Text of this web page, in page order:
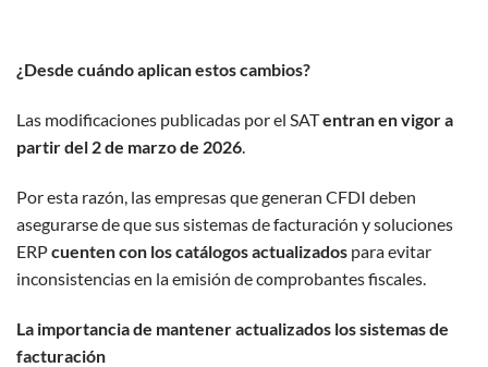
¿Desde cuándo aplican estos cambios?
Las modificaciones publicadas por el SATentran en vigor a
partir del 2 de marzo de 2026.
Por esta razón, las empresas que generan CFDI deben
asegurarse de que sus sistemas de facturación y soluciones
ERPcuenten con los catálogos actualizados para evitar
inconsistencias en la emisión de comprobantes fiscales.
La importancia de mantener actualizados los sistemas de
facturación